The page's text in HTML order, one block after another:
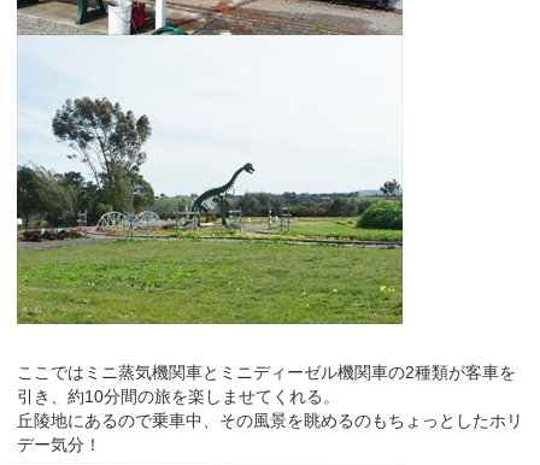
ここではミニ蒸気機関車とミニディーゼル機関車の2種類が客車を
引き、約10分間の旅を楽しませてくれる。
丘陵地にあるので乗車中、その風景を眺めるのもちょっとしたホリ
デー気分！